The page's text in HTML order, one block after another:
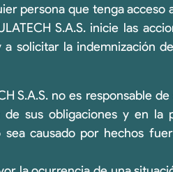
persona que tenga acceso
S.A.S. inicie las
solicitar la indemnización
S.A.S. no es responsable
sus obligaciones y en la
causado por hechos